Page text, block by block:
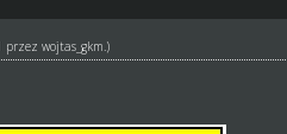
przez wojtas_gkm .)